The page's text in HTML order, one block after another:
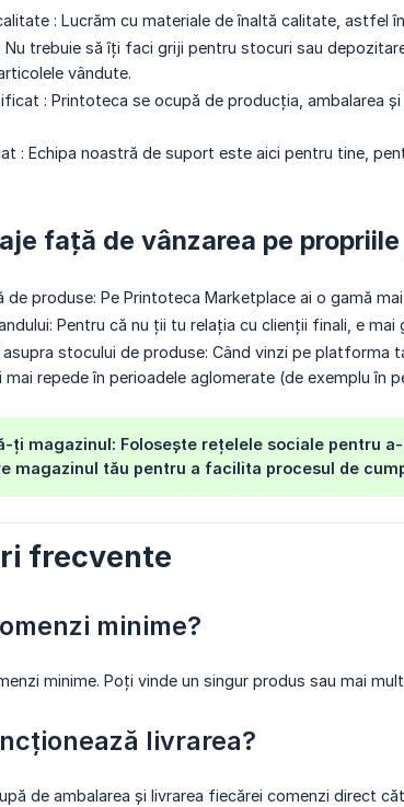
: Lucrăm cu materiale de înaltă calitate, astfel
Nu trebuie să îți faci griji pentru stocuri sau
vândute.
: Printoteca se ocupă de producția, ambalarea
: Echipa noastră de suport este aici pentru tine,
față de vânzarea pe
de produse: Pe Printoteca Marketplace ai o gamă
Pentru că nu ții tu relația cu clienții finali, e mai
stocului de produse: Când vinzi pe
mai repede în perioadele aglomerate (de exemplu în
ți magazinul: Folosește rețelele sociale pentru
magazinul tău pentru a facilita procesul de
frecvente
minime?
minime. Poți vinde un singur produs sau mai
livrarea?
de ambalarea și livrarea fiecărei comenzi direct